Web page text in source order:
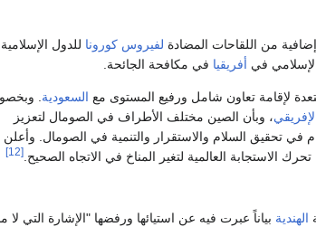
لفيروس كورونا للدول
في أفريقيا في مكافحة الجائحة.
لإقامة تعاون شامل ورفيع المستوى مع السعودية .
، وبأن الصين مختلف الأطراف في الصومال لتعزيز
في تحقيق السلام والاستقرار والتنمية في الصومال. وأعلن
[12]
الهندية بياناً عبرت فيه عن استيائها ورفضها "الإشارة التي لا